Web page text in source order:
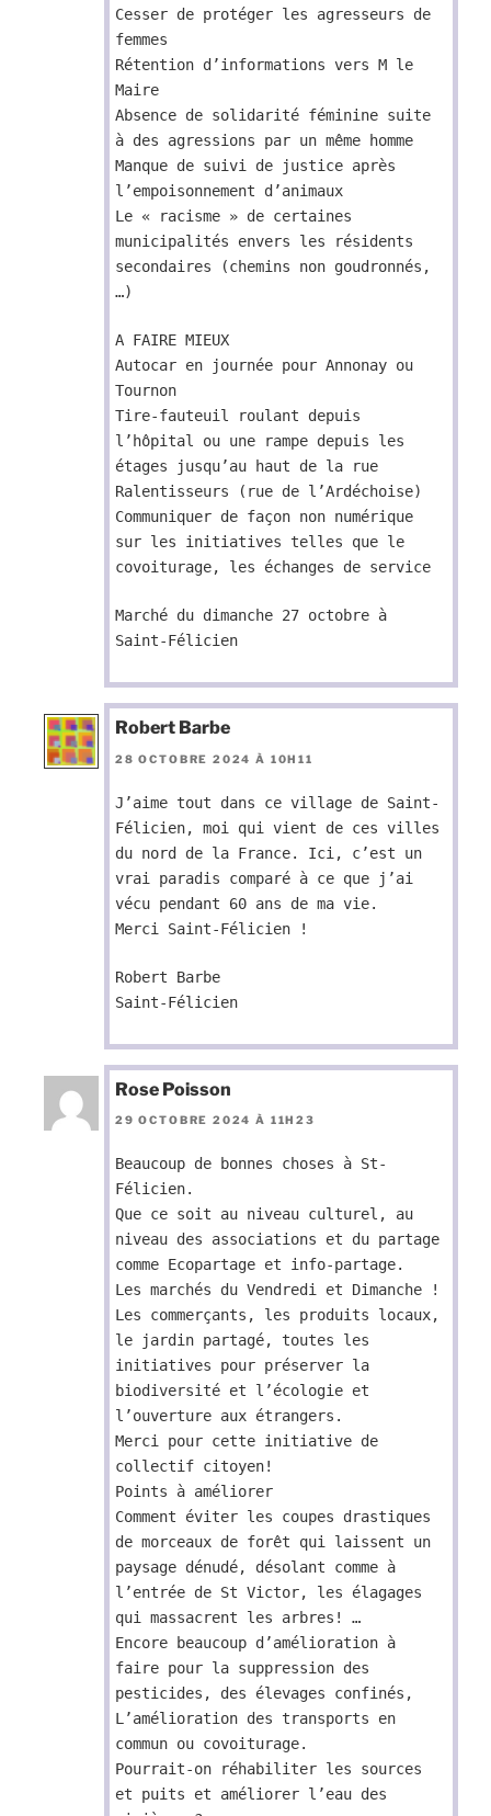
Cesser de protéger les agresseurs de
femmes
Rétention d’informations vers M le
Maire
Absence de solidarité féminine suite
à des agressions par un même homme
Manque de suivi de justice après
l’empoisonnement d’animaux
Le « racisme » de certaines
municipalités envers les résidents
secondaires (chemins non goudronnés,
…)
A FAIRE MIEUX
Autocar en journée pour Annonay ou
Tournon
Tire-fauteuil roulant depuis
l’hôpital ou une rampe depuis les
étages jusqu’au haut de la rue
Ralentisseurs (rue de l’Ardéchoise)
Communiquer de façon non numérique
sur les initiatives telles que le
covoiturage, les échanges de service
Marché du dimanche 27 octobre à
Saint-Félicien
Robert Barbe
28 OCTOBRE 2024 À 10H11
J’aime tout dans ce village de Saint-
Félicien, moi qui vient de ces villes
du nord de la France. Ici, c’est un
vrai paradis comparé à ce que j’ai
vécu pendant 60 ans de ma vie.
Merci Saint-Félicien !
Robert Barbe
Saint-Félicien
Rose Poisson
29 OCTOBRE 2024 À 11H23
Beaucoup de bonnes choses à St-
Félicien.
Que ce soit au niveau culturel, au
niveau des associations et du partage
comme Ecopartage et info-partage.
Les marchés du Vendredi et Dimanche !
Les commerçants, les produits locaux,
le jardin partagé, toutes les
initiatives pour préserver la
biodiversité et l’écologie et
l’ouverture aux étrangers.
Merci pour cette initiative de
collectif citoyen!
Points à améliorer
Comment éviter les coupes drastiques
de morceaux de forêt qui laissent un
paysage dénudé, désolant comme à
l’entrée de St Victor, les élagages
qui massacrent les arbres! …
Encore beaucoup d’amélioration à
faire pour la suppression des
pesticides, des élevages confinés,
L’amélioration des transports en
commun ou covoiturage.
Pourrait-on réhabiliter les sources
et puits et améliorer l’eau des